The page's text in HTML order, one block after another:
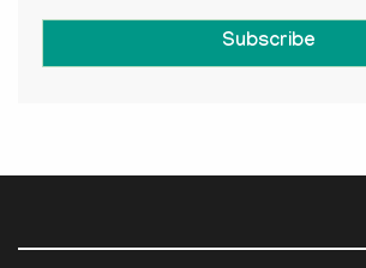
Subscribe